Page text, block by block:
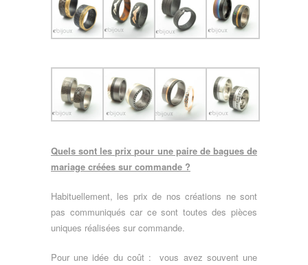
Quels sont les prix pour une paire de bagues de
mariage créées sur commande ?
Habituellement, les prix de nos créations ne sont
pas communiqués car ce sont toutes des pièces
uniques réalisées sur commande.
Pour une idée du coût :
vous avez souvent une